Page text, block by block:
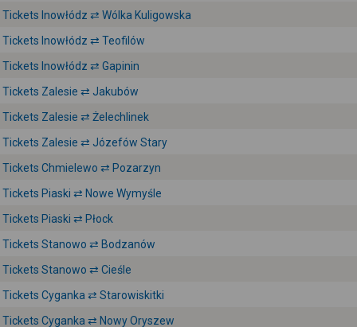
Tickets Inowłódz ⇄ Wólka Kuligowska
Tickets Inowłódz ⇄ Teofilów
Tickets Inowłódz ⇄ Gapinin
Tickets Zalesie ⇄ Jakubów
Tickets Zalesie ⇄ Żelechlinek
Tickets Zalesie ⇄ Józefów Stary
Tickets Chmielewo ⇄ Pozarzyn
Tickets Piaski ⇄ Nowe Wymyśle
Tickets Piaski ⇄ Płock
Tickets Stanowo ⇄ Bodzanów
Tickets Stanowo ⇄ Cieśle
Tickets Cyganka ⇄ Starowiskitki
Tickets Cyganka ⇄ Nowy Oryszew